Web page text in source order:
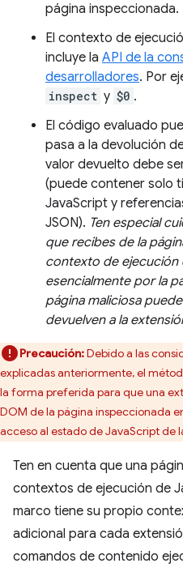
página inspeccionada.
El contexto de
incluye la API de la
desarrolladores. Por
inspect y $0 .
El código evaluado
pasa a la devolución
valor devuelto debe
(puede contener solo
JavaScript y
JSON). Ten especial
que recibes de la
contexto de
esencialmente por la
página maliciosa
devuelven a la
Precaución:Debido a las
explicadas anteriormente, el
la forma preferida para que una
DOM de la página inspeccionada
acceso al estado de JavaScript de
Ten en cuenta que una
contextos de ejecución de
marco tiene su propio
adicional para cada
comandos de contenido